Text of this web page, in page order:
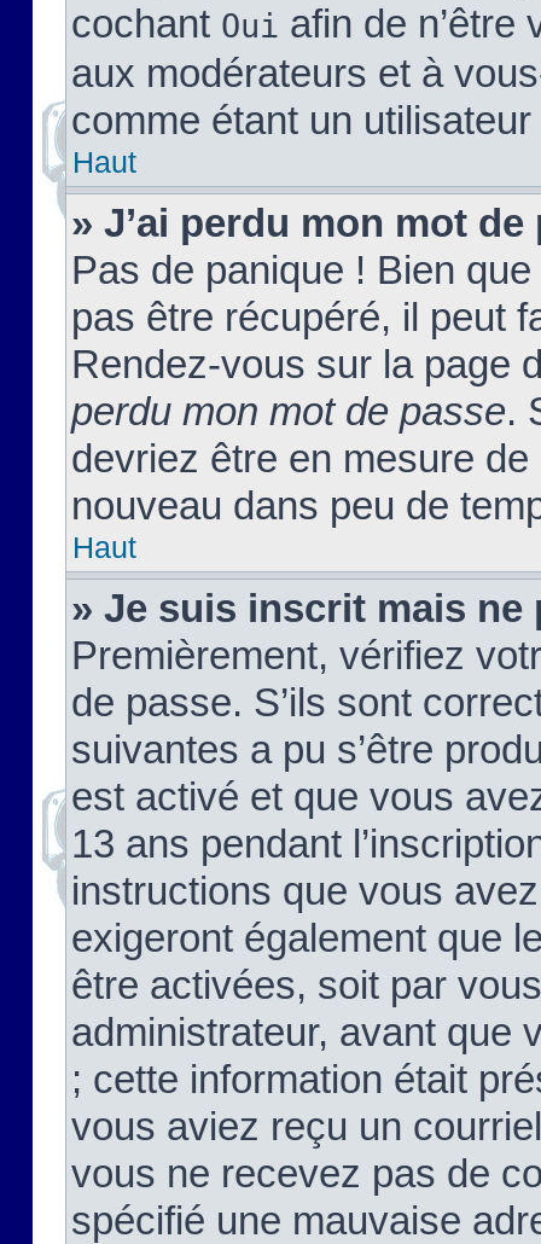
cochant Oui afin de n’être
aux modérateurs et à
comme étant un
Haut
» J’ai perdu mon mot de
Pas de panique ! Bien
pas être récupéré, il peut
Rendez-vous sur la page
perdu mon mot de passe.
devriez être en mesure
nouveau dans peu de
Haut
» Je suis inscrit mais ne
Premièrement, vérifiez
de passe. S’ils sont
suivantes a pu s’être
est activé et que vous
13 ans pendant
instructions que vous
exigeront également que
être activées, soit par
administrateur, avant que
; cette information était
vous aviez reçu un
vous ne recevez pas de
spécifié une mauvaise